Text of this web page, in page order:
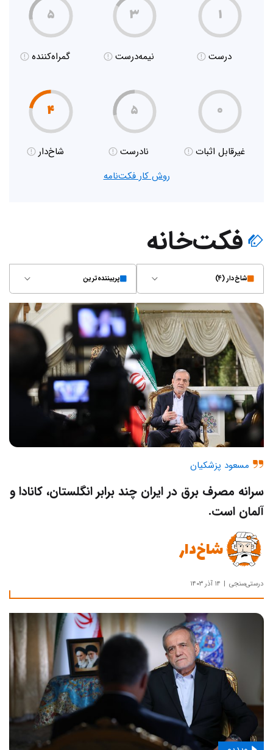
۱
درست
۳
نیمه‌درست
۵
گمراه‌کننده
۰
غیر‌قابل اثبات
۵
نادرست
۴
شاخ‌دار
روش کار فکت‌نامه
فکت‌خانه
شاخ‌دار (۴) پربیننده‌ترین
مسعود پزشکیان
سرانه مصرف برق در ایران چند برابر انگلستان، کانادا و
آلمان است.
شاخ‌دار
درستی‌سنجی ۱۴ آذر ۱۴۰۳